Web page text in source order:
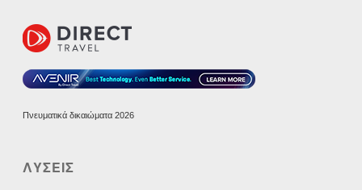
Πνευματικά δικαιώματα 2026
ΛΥΣΕΙΣ